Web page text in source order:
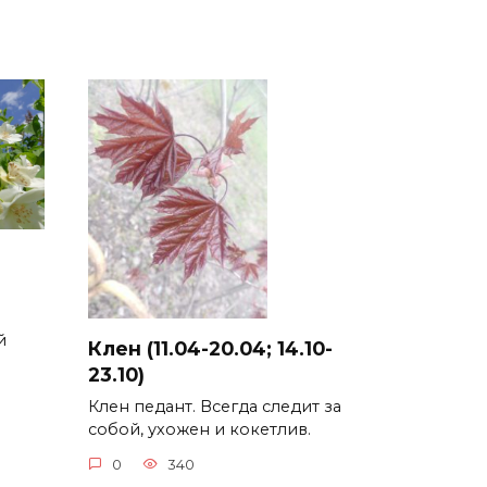
Клен (11.04-20.04; 14.10-
23.10)
Клен педант. Всегда следит за
собой, ухожен и кокетлив.
0 340